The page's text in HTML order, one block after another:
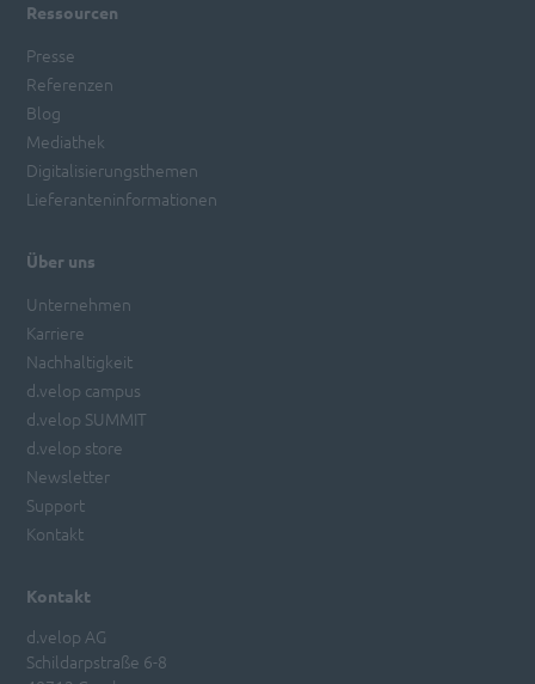
Kontakt
d.velop AG
Schildarpstraße 6-8
Ressourcen
Presse
Referenzen
Blog
Mediathek
Digitalisierungsthemen
Lieferanteninformationen
Über uns
Unternehmen
Karriere
Nachhaltigkeit
d.velop campus
d.velop SUMMIT
d.velop store
Newsletter
Support
Kontakt